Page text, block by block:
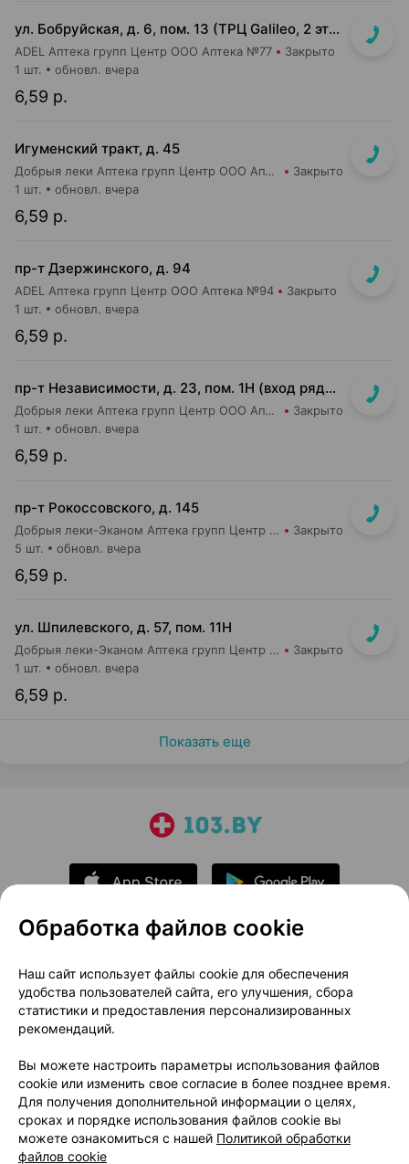
ул. Бобруйская, д. 6, пом. 13 (ТРЦ Galileo, 2 этаж, рядом с м-ом "Соседи")
ADEL Аптека групп Центр ООО Аптека №77 Закрыто
6,59 р.
1 шт. обновл. вчера
Игуменский тракт, д. 45
Добрыя леки Аптека групп Центр ООО Аптека №7 Закрыто
6,59 р.
1 шт. обновл. вчера
пр-т Дзержинского, д. 94
ADEL Аптека групп Центр ООО Аптека №94 Закрыто
6,59 р.
1 шт. обновл. вчера
пр-т Независимости, д. 23, пом. 1Н (вход рядом со входом в м-н Евроопт и Кафетерий)
Добрыя леки Аптека групп Центр ООО Аптека №96 Закрыто
6,59 р.
1 шт. обновл. вчера
пр-т Рокоссовского, д. 145
Добрыя леки-Эканом Аптека групп Центр ООО Аптека №90 Закрыто
6,59 р.
5 шт. обновл. вчера
ул. Шпилевского, д. 57, пом. 11Н
Добрыя леки-Эканом Аптека групп Центр ООО Аптека №52 Закрыто
6,59 р.
1 шт. обновл. вчера
Показать еще
О проекте
Новости проекта
Размещение рекламы
Медицинский маркетинг
Публичный договор
Доставка
Способы оплаты
Вакансии
Партнеры
Написать руководителю 103.by
Написать в поддержку
Персональные настройки Cookie
Обработка файлов cookie
Наш сайт использует файлы cookie для обеспечения
удобства пользователей сайта, его улучшения, сбора
статистики и предоставления персонализированных
рекомендаций.
Вы можете настроить параметры использования файлов
cookie или изменить свое согласие в более позднее время.
Для получения дополнительной информации о целях,
сроках и порядке использования файлов cookie вы
можете ознакомиться с нашей Политикой обработки
файлов cookie